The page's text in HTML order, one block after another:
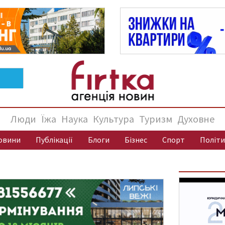
Люди Їжа Наука Культура Туризм Духовне
Публікації Блоги Бізнес Спорт